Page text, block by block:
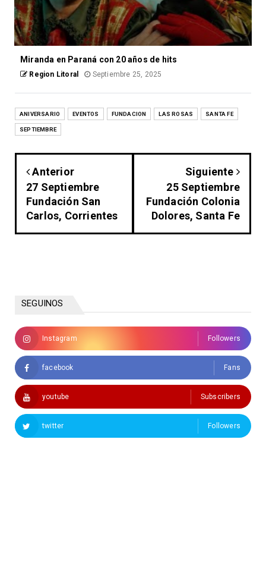
Miranda en Paraná con 20 años de hits
Region Litoral Septiembre 25, 2025
ANIVERSARIO EVENTOS FUNDACION LAS ROSAS SANTA FE
SEPTIEMBRE
Anterior
27 Septiembre
Fundación San
Carlos, Corrientes
Siguiente
25 Septiembre
Fundación Colonia
Dolores, Santa Fe
SEGUINOS
Instagram Followers
facebook Fans
youtube Subscribers
twitter Followers